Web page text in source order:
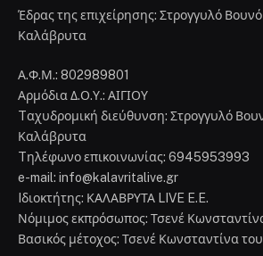
Έδρας της επιχείρησης: Στρογγυλό
Καλάβρυτα
Α.Φ.Μ.: 802989801
Αρμόδια Δ.Ο.Υ.: ΑΙΓΙΟΥ
Tαχυδρομική διεύθυνση: Στρογγυλό
Καλάβρυτα
Tηλέφωνο επικοινωνίας: 6945953993
e-mail: info@kalavritalive.gr
Iδιοκτήτης: ΚΑΛΑΒΡΥΤΑ LIVE E.E.
Νόμιμος εκπρόσωπος: Τσενέ
Βασικός μέτοχος: Τσενέ Κωνσταντίνα